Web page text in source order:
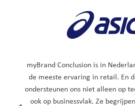
myBrand Conclusion is in
de meeste ervaring in retail. En
ondersteunen ons niet alleen op
ook op businessvlak. Ze